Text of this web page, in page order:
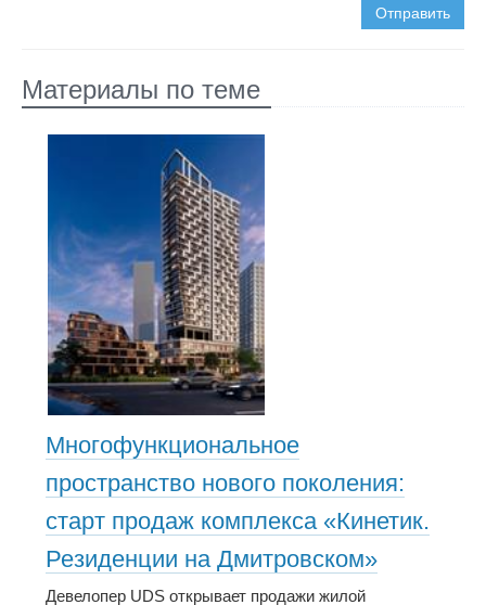
Отправить
Материалы по теме
Многофункциональное
пространство нового поколения:
старт продаж комплекса «Кинетик.
Резиденции на Дмитровском»
Девелопер UDS открывает продажи жилой